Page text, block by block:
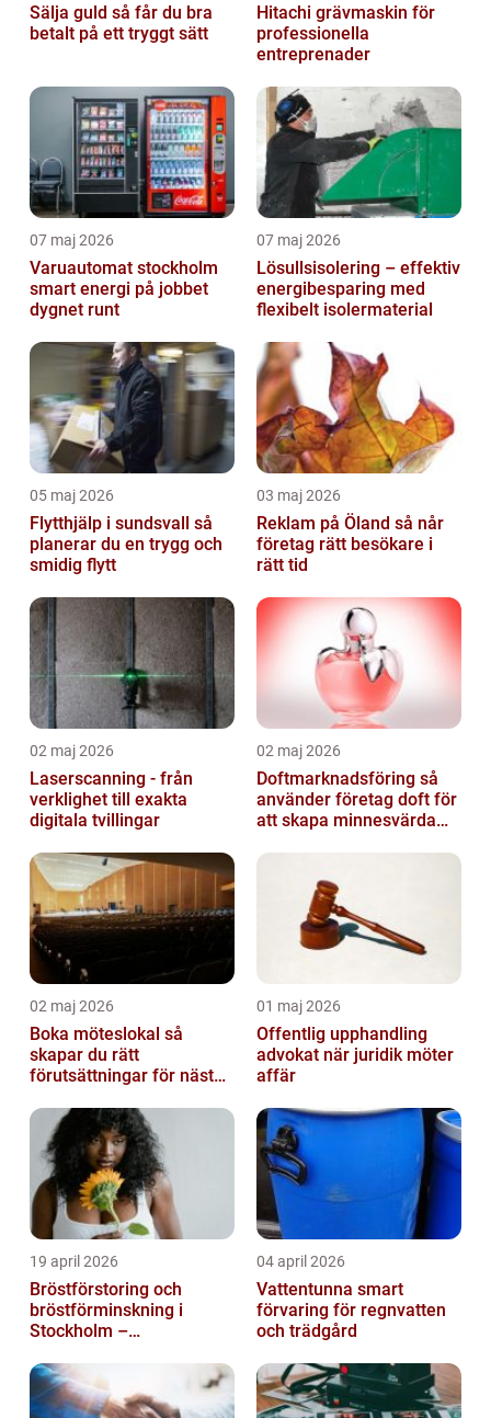
Sälja guld så får du bra
betalt på ett tryggt sätt
Hitachi grävmaskin för
professionella
entreprenader
07 maj 2026
Varuautomat stockholm
smart energi på jobbet
dygnet runt
07 maj 2026
Lösullsisolering – effektiv
energibesparing med
flexibelt isolermaterial
05 maj 2026
Flytthjälp i sundsvall så
planerar du en trygg och
smidig flytt
03 maj 2026
Reklam på Öland så når
företag rätt besökare i
rätt tid
02 maj 2026
Laserscanning - från
verklighet till exakta
digitala tvillingar
02 maj 2026
Doftmarknadsföring så
använder företag doft för
att skapa minnesvärda
02 maj 2026
Boka möteslokal så
skapar du rätt
förutsättningar för nästa
01 maj 2026
Offentlig upphandling
advokat när juridik möter
affär
19 april 2026
Bröstförstoring och
bröstförminskning i
Stockholm –
04 april 2026
Vattentunna smart
förvaring för regnvatten
och trädgård